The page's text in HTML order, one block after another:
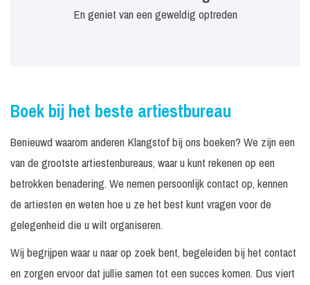
En geniet van een geweldig optreden
Boek bij het beste artiestbureau
Benieuwd waarom anderen Klangstof bij ons boeken? We zijn een
van de grootste artiestenbureaus, waar u kunt rekenen op een
betrokken benadering. We nemen persoonlijk contact op, kennen
de artiesten en weten hoe u ze het best kunt vragen voor de
gelegenheid die u wilt organiseren.
Wij begrijpen waar u naar op zoek bent, begeleiden bij het contact
en zorgen ervoor dat jullie samen tot een succes komen. Dus viert